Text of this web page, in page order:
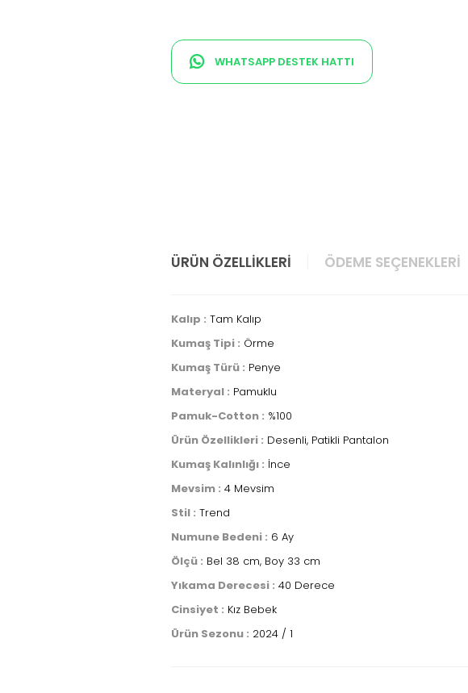
WHATSAPP DESTEK HATTI
ÜRÜN ÖZELLIKLERI ÖDEME SEÇENEKLERI
Kalıp : Tam Kalıp
Kumaş Tipi : Örme
Kumaş Türü : Penye
Materyal : Pamuklu
Pamuk-Cotton : %100
Ürün Özellikleri : Desenli, Patikli Pantalon
Kumaş Kalınlığı : İnce
Mevsim : 4 Mevsim
Stil : Trend
Numune Bedeni : 6 Ay
Ölçü : Bel 38 cm, Boy 33 cm
Yıkama Derecesi : 40 Derece
Cinsiyet : Kız Bebek
Ürün Sezonu : 2024 / 1